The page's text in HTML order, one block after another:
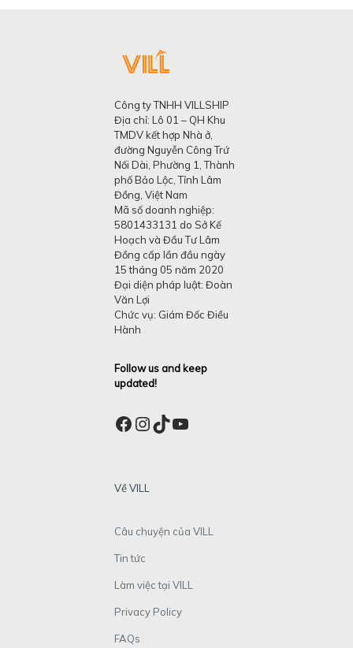
Công ty TNHH VILLSHIP
Địa chỉ: Lô 01 – QH Khu
TMDV kết hợp Nhà ở,
đường Nguyễn Công Trứ
Nối Dài, Phường 1, Thành
phố Bảo Lộc, Tỉnh Lâm
Đồng, Việt Nam
Mã số doanh nghiệp:
5801433131 do Sở Kế
Hoạch và Đầu Tư Lâm
Đồng cấp lần đầu ngày
15 tháng 05 năm 2020
Đại diện pháp luật: Đoàn
Văn Lợi
Chức vụ: Giám Đốc Điều
Hành
Follow us and keep
updated!
Facebook
Instagram
TikTok
YouTube
Về VILL
Câu chuyện của VILL
Tin tức
Làm việc tại VILL
Privacy Policy
FAQs